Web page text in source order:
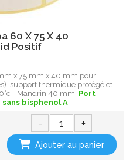
60 X 75 X 40
Positif
x 75 mm x 40 mm pour
support thermique protégé et
- Mandrin 40 mm. Port
sans bisphenol A
- +
Ajouter au panier